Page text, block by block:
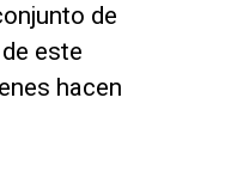
de
este
hacen